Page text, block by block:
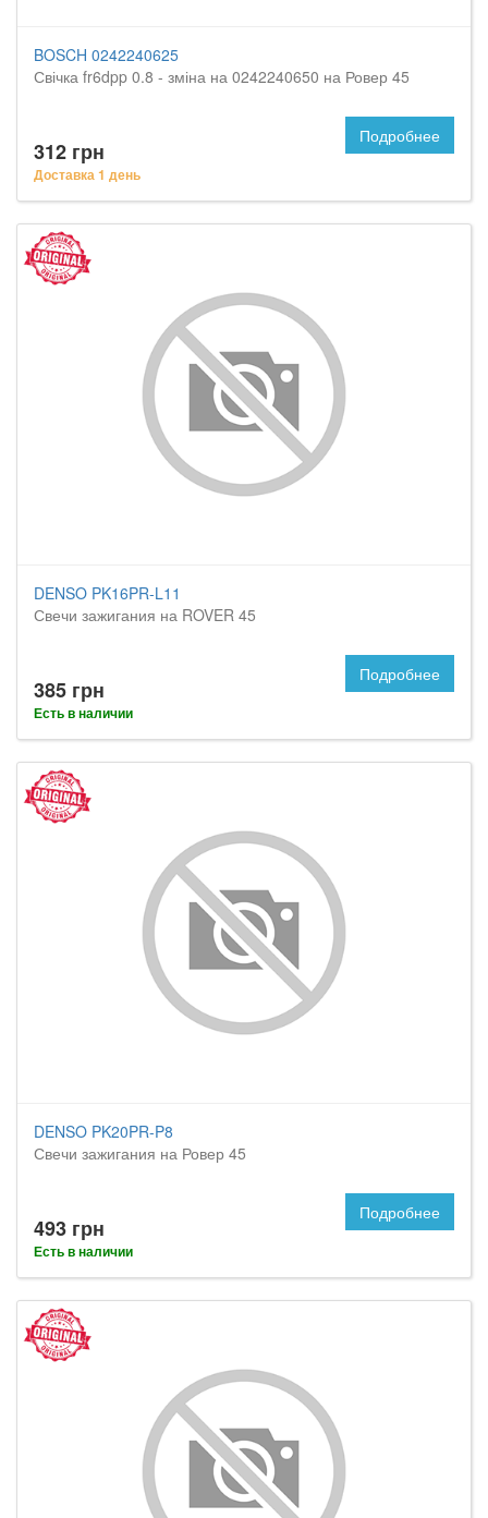
BOSCH 0242240625
Свічка fr6dpp 0.8 - зміна на 0242240650 на Ровер 45
312 грн
Доставка 1 день
Подробнее
DENSO PK16PR-L11
Свечи зажигания на ROVER 45
385 грн
Есть в наличии
Подробнее
DENSO PK20PR-P8
Свечи зажигания на Ровер 45
493 грн
Есть в наличии
Подробнее